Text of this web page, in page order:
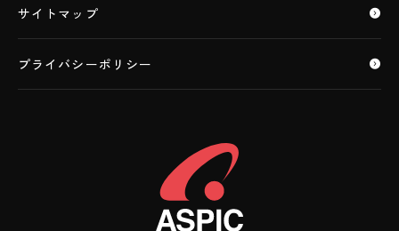
サイトマップ
プライバシーポリシー